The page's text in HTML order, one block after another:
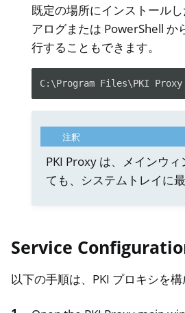
既定の場所にインストールし
アログまたは PowerShell か
行することもできます。
C:\Program Files\PKI Proxy
注釈
PKI Proxy は、メインウ
ても、システムトレイに
Service
以下の手順は、PKI プロキシを構